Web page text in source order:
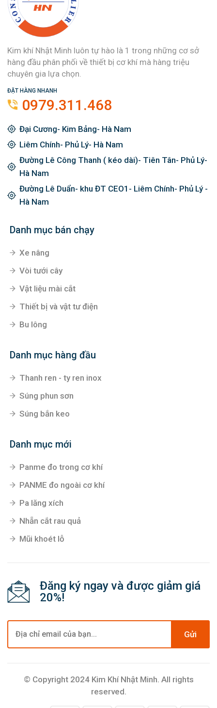
Kim khí Nhật Minh luôn tự hào là 1 trong những cơ sở
hàng đầu phân phối về thiết bị cơ khí mà hàng triệu
chuyên gia lựa chọn.
ĐẶT HÀNG NHANH
0979.311.468
Đại Cương- Kim Bảng- Hà Nam
Liêm Chính- Phủ Lý- Hà Nam
Đường Lê Công Thanh ( kéo dài)- Tiên Tân- Phủ Lý-
Hà Nam
Đường Lê Duẩn- khu ĐT CEO1- Liêm Chính- Phủ Lý -
Hà Nam
Danh mục bán chạy
Xe nâng
Vòi tưới cây
Vật liệu mài cắt
Thiết bị và vật tư điện
Bu lông
Danh mục hàng đầu
Thanh ren - ty ren inox
Súng phun sơn
Súng bắn keo
Danh mục mới
Panme đo trong cơ khí
PANME đo ngoài cơ khí
Pa lăng xích
Nhẵn cắt rau quả
Mũi khoét lỗ
Đăng ký ngay và được giảm giá
20%!
Gửi
© Copyright 2024 Kim Khí Nhật Minh. All rights
reserved.